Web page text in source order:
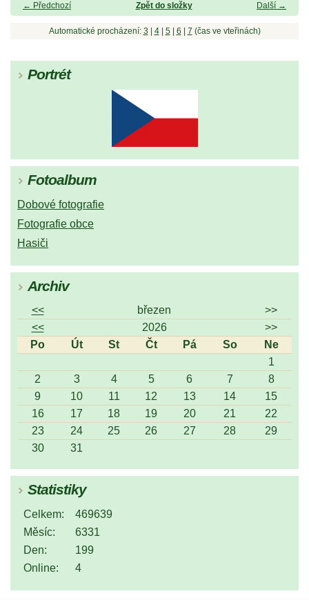
← Předchozí Další →
Zpět do složky
Automatické procházení: 3 4| 5| 6 7 (čas ve vteřinách)
Portrét
Fotoalbum
Dobové fotografie
Fotografie obce
Hasiči
Archiv
<< březen
>>
<<
2026
>>
Po
Út St Čt Pá So
Ne
1
2
3 4 5 6 7
8
9
10 11 12 13 14
15
16
17 18 19 20 21
22
23
24 25 26 27 28
29
30
31
Statistiky
Online: 4
Celkem:
469639
Měsíc:
6331
Den:
199